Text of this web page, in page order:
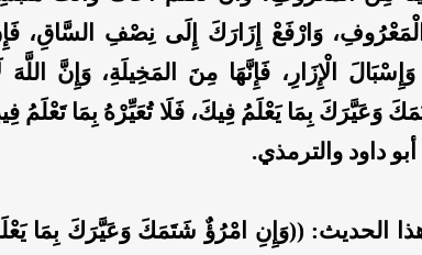
وَارْفَعْ إِزَارَكَ إِلَى نِصْفِ السَّاقِ،
الْإِزَارِ، فَإِنَّهَا مِنَ المَخِيلَةِ، وَإِنَّ
وَعَيَّرَكَ بِمَا يَعْلَمُ فِيكَ، فَلَا تُعَيِّرْهُ بِمَا تَعْلَمُ
داود والترمذي.
الحديث: ((وَإِنِ امْرُؤٌ شَتَمَكَ وَعَيَّرَكَ بِمَا